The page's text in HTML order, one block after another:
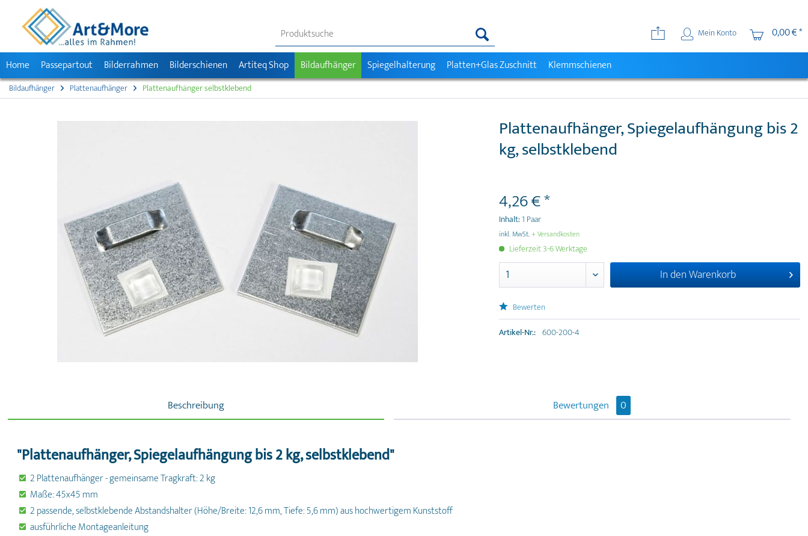
Mein Konto
0,00 € *
Home
Passepartout Bilderrahmen Bilderschienen Artiteq Shop Bildaufhänger Spiegelhalterung Platten+Glas Zuschnitt Klemmschienen
Bildaufhänger Plattenaufhänger Plattenaufhänger selbstklebend
Plattenaufhänger, Spiegelaufhängung bis 2
kg, selbstklebend
4,26 € *
Inhalt:1 Paar
inkl. MwSt.+ Versandkosten
Lieferzeit 3-6 Werktage
In denWarenkorb
Bewerten
Artikel-Nr.: 600-200-4
Beschreibung Bewertungen 0
"Plattenaufhänger, Spiegelaufhängung bis 2 kg, selbstklebend"
2 Plattenaufhänger - gemeinsame Tragkraft: 2 kg
Maße: 45x45 mm
2 passende, selbstklebende Abstandshalter (Höhe/Breite: 12,6 mm, Tiefe: 5,6 mm) aus hochwertigem Kunststoff
ausführliche Montageanleitung